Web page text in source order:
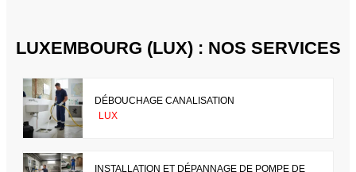
LUXEMBOURG (LUX) : NOS SERVICES
DÉBOUCHAGE CANALISATION
LUX
INSTALLATION ET DÉPANNAGE DE POMPE DE